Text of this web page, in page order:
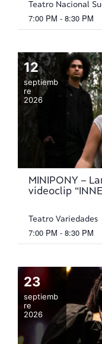
Teatro Nacional
7:00 PM - 8:30 PM
12
septiemb
re
2026
MINIPONY –
videoclip
Teatro Variedades
7:00 PM - 8:30 PM
23
septiemb
re
2026